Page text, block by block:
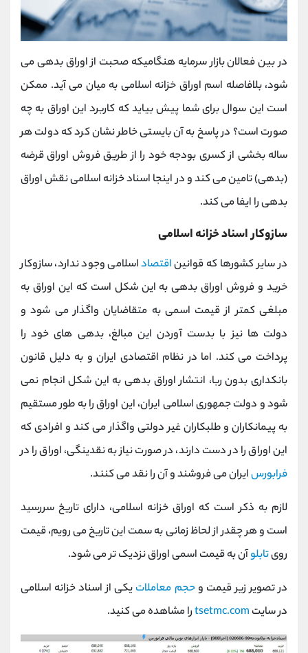
در بین فعالان بازار سرمایه هنگامیکه صحبت از اوراق بدهی می
شود، بلافاصله اسم اوراق خزانه اسلامی به میان می آید. ممکن
است این سوال برای شما پیش بیاید که کاربرد این اوراق به چه
صورت است؟ در پاسخ به آن بایستی خاطر نشان کرد که دولت هر
ساله بخشی از کسری بودجه خود را از طریق فروش اوراق قرضه
(بدهی) تامین می کند و در اینجا اسناد خزانه اسلامی نقش اوراق
بدهی را ایفا می کند.
سازوکار اسناد خزانه اسلامی
در سایر کشورها که قوانیناقتصاداسلامی وجود ندارد، سازوکار
خرید و فروش اوراق بدهی به این شکل است که این اوراق به
مبلغی کمتر از قیمت اسمی به متقاضایان واگذار می شود و
دولت ها نیز با بدست آوردن این مبالغ، بدهی های خود را
پرداخت می کند. اما در نظام اقتصادی ایران و به دلیل قانون
بانکداری بدون ربا، انتشار اوراق بدهی به این شکل انجام نمی
شود و دولت جمهوری اسلامی ایران، این اوراق را به طور مستقیم
به پیمانکاران و طلبکاران غیر دولتی واگذار می کند و افرادی که
این اوراق را در دست دارند، در صورت نیاز به نقدینگی، اوراق را در
فرابورسایران می فروشند و آن را نقد می کنند.
لازم به ذکر است که اوراق خزانه اسلامی، دارای تاریخ سررسید
است و هر چقدر از لحاظ زمانی به سمت این تاریخ می رویم، قیمت
رویتابلوآن به قیمت اسمی اوراق نزدیک تر می شود.
در تصویر زیر قیمت وحجم معاملات یکی از اسناد خزانه اسلامی
در سایت tsetmc.comرا مشاهده می کنید.